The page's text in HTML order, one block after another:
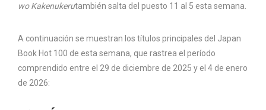
wo Kakenukerutambién salta del puesto 11 al 5 esta semana.
A continuación se muestran los títulos principales del Japan
Book Hot 100 de esta semana, que rastrea el período
comprendido entre el 29 de diciembre de 2025 y el 4 de enero
de 2026: